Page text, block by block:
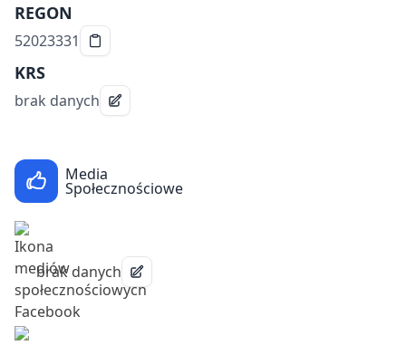
REGON
52023331
KRS
brak danych
Media
Społecznościowe
brak danych